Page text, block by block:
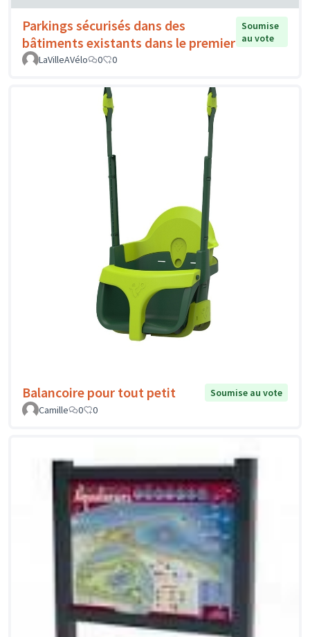
Parkings sécurisés dans des
bâtiments existants dans le premier
Soumise
au vote
LaVilleAVélo
0 0
Balancoire pour tout petit
Soumise au vote
Camille
0 0